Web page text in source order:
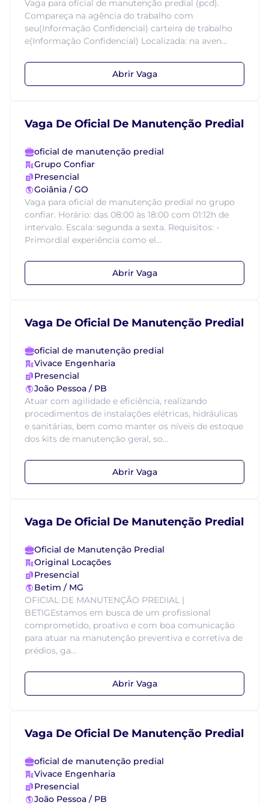
Vaga para oficial de manutenção predial (pcd).
Compareça na agência do trabalho com
seu(Informação Confidencial) carteira de trabalho
e(Informação Confidencial) Localizada: na aven...
Abrir Vaga
Vaga De Oficial De Manutenção Predial
oficial de manutenção predial
Grupo Confiar
Presencial
Goiânia / GO
Vaga para oficial de manutenção predial no grupo
confiar. Horário: das 08:00 às 18:00 com 01:12h de
intervalo. Escala: segunda a sexta. Requisitos: -
Primordial experiência como el...
Abrir Vaga
Vaga De Oficial De Manutenção Predial
oficial de manutenção predial
Vivace Engenharia
Presencial
João Pessoa / PB
Atuar com agilidade e eficiência, realizando
procedimentos de instalações elétricas, hidráulicas
e sanitárias, bem como manter os níveis de estoque
dos kits de manutenção geral, so...
Abrir Vaga
Vaga De Oficial De Manutenção Predial
Oficial de Manutenção Predial
Original Locações
Presencial
Betim / MG
OFICIAL DE MANUTENÇÃO PREDIAL |
BETIGEstamos em busca de um profissional
comprometido, proativo e com boa comunicação
para atuar na manutenção preventiva e corretiva de
prédios, ga...
Abrir Vaga
Vaga De Oficial De Manutenção Predial
oficial de manutenção predial
Vivace Engenharia
Presencial
João Pessoa / PB